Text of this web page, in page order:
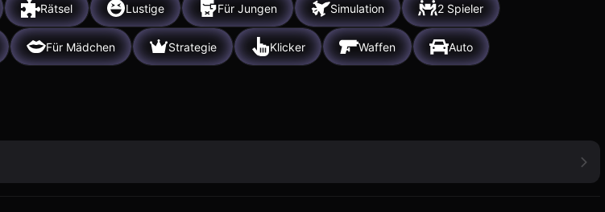
Rätsel Lustige Für Jungen Simulation 2 Spieler
Für Mädchen Strategie Klicker Waffen Auto